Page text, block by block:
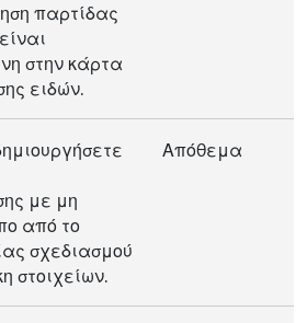
παρτίδας
στην κάρτα
ειδών.
με μη
από το
σχεδιασμού
στοιχείων.
Απόθεμα